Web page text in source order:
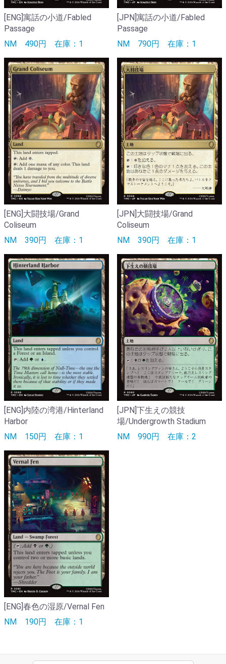
[ENG]寓話の小道/Fabled
Passage
NM 490円 在庫：1
[JPN]寓話の小道/Fabled
Passage
NM 790円 在庫：1
[ENG]大闘技場/Grand
Coliseum
NM 390円 在庫：1
[JPN]大闘技場/Grand
Coliseum
NM 390円 在庫：1
[ENG]内陸の湾港/Hinterland
Harbor
NM 150円 在庫：1
[JPN]下生えの競技
場/Undergrowth Stadium
NM 990円 在庫：2
[ENG]春色の湿原/Vernal Fen
NM 190円 在庫：1